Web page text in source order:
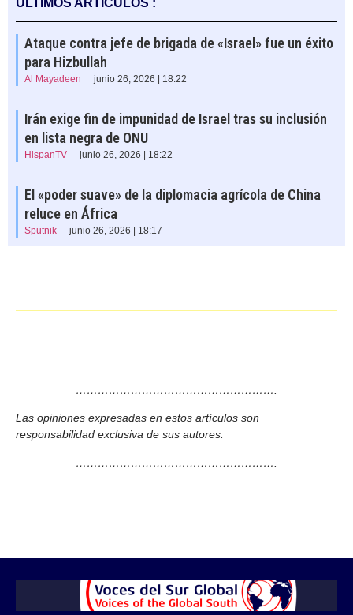
Ataque contra jefe de brigada de «Israel» fue un éxito
para Hizbullah
Al Mayadeen junio 26, 2026 | 18:22
Irán exige fin de impunidad de Israel tras su inclusión
en lista negra de ONU
HispanTV junio 26, 2026 | 18:22
El «poder suave» de la diplomacia agrícola de China
reluce en África
Sputnik junio 26, 2026 | 18:17
……………………………………………….
Las opiniones expresadas en estos artículos son
responsabilidad exclusiva de sus autores.
……………………………………………….